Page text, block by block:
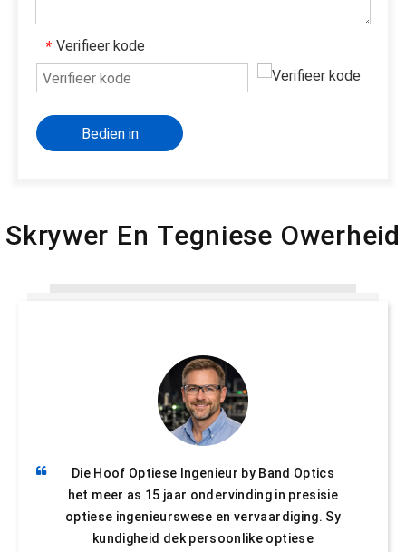
* Verifieer kode
Bedien in
Skrywer En Tegniese Owerheid
Die Hoof Optiese Ingenieur by Band Optics
het meer as 15 jaar ondervinding in presisie
optiese ingenieurswese en vervaardiging. Sy
kundigheid dek persoonlike optiese